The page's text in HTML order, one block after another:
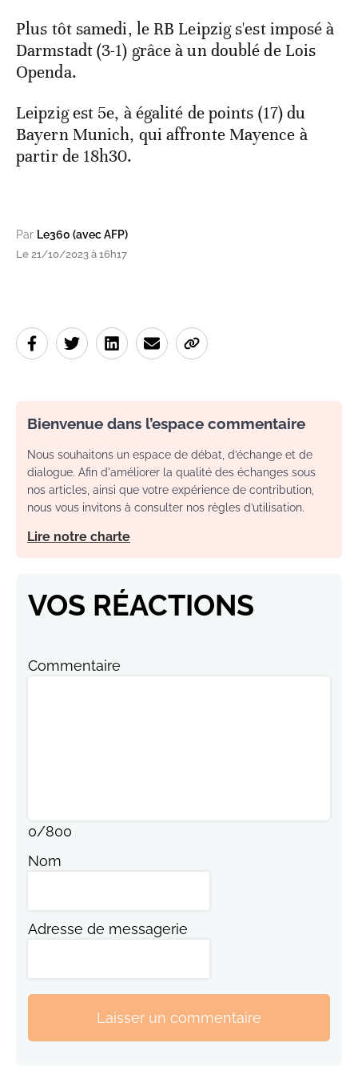
Plus tôt samedi, le RB Leipzig s'est imposé à
Darmstadt (3-1) grâce à un doublé de Lois
Openda.
Leipzig est 5e, à égalité de points (17) du
Bayern Munich, qui affronte Mayence à
partir de 18h30.
Par Le360 (avec AFP)
Le 21/10/2023 à 16h17
Bienvenue dans l’espace commentaire
Nous souhaitons un espace de débat, d’échange et de
dialogue. Afin d'améliorer la qualité des échanges sous
nos articles, ainsi que votre expérience de contribution,
nous vous invitons à consulter nos règles d’utilisation.
Lire notre charte
VOS RÉACTIONS
Commentaire
0/800
Nom
Adresse de messagerie
Laisser un commentaire